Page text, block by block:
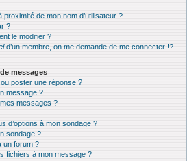
de mon nom d’utilisateur ?
?
le modifier ?
d’un membre, on me demande de me connecter !?
messages
poster une réponse ?
message ?
messages ?
d’options à mon sondage ?
sondage ?
un forum ?
fichiers à mon message ?